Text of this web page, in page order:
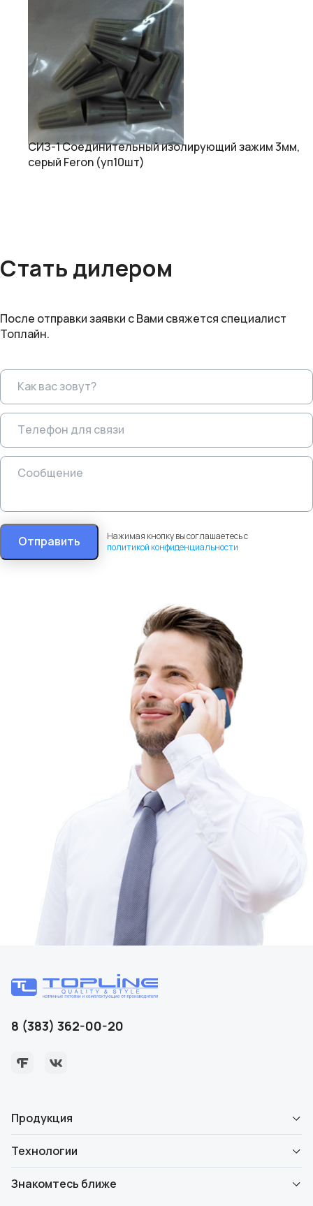
СИЗ-1 Соединительный изолирующий зажим 3мм,
серый Feron (уп10шт)
Стать дилером
После отправки заявки с Вами свяжется специалист
Топлайн.
Отправить
Нажимая кнопку вы соглашаетесь с
политикой конфиденциальности
8 (383) 362-00-20
Продукция
Технологии
Знакомтесь ближе